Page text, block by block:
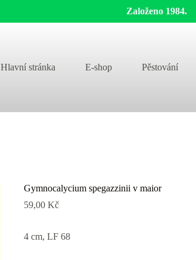
Založeno 1984.
Hlavní stránka
E-shop Pěstování
Gymnocalycium spegazzinii v maior
59,00Kč
4 cm, LF 68­